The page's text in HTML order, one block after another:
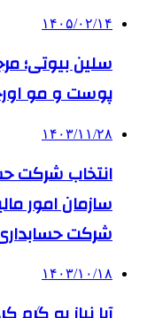
۱۴۰۵/۰۲/۱۴
سلین بیوتی؛
پوست و مو
۱۴۰۳/۱۱/۲۸
انتخاب شرکت
سازمان امور
شرکت
۱۴۰۳/۱۰/۱۸